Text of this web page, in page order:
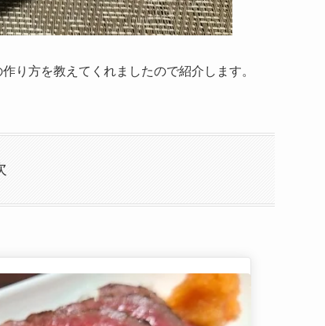
り方を教えてくれましたので紹介します。